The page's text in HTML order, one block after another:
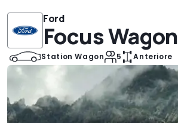
Ford
Focus Wagon
Station Wagon 5 Anteriore